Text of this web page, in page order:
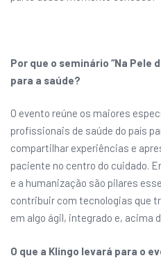
Por que o seminário “Na Pele
para a saúde?
O evento reúne os maiores
profissionais de saúde do país
compartilhar experiências e
paciente no centro do cuidado.
e a humanização são pilares
contribuir com tecnologias que
em algo ágil, integrado e, acima
O que a Klingo levará para o